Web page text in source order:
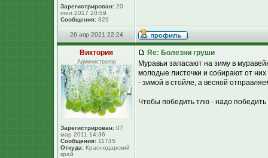
Зарегистрирован: 20
июл 2017 20:59
Сообщения: 829
26 апр 2021 22:24
Виктория
Администратор
Зарегистрирован: 07
мар 2011 14:36
Сообщения: 11745
Откуда: Краснодарский
край
Re: Болезни груши
Муравьи запасают на зиму в
молодые листочки и собирают от
- зимой в стойле, а весной
Чтобы победить тлю - надо победить